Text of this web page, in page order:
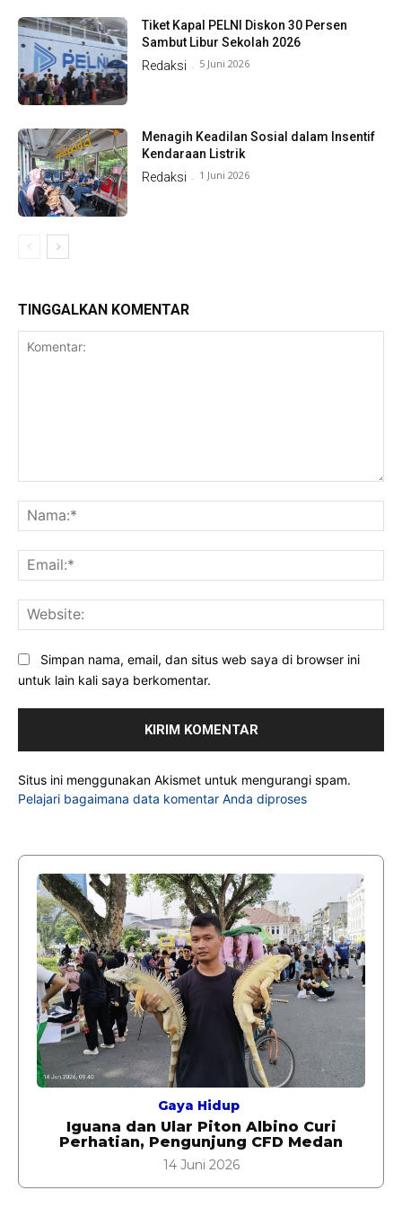
Tiket Kapal PELNI Diskon 30 Persen
Sambut Libur Sekolah 2026
Redaksi - 5 Juni 2026
Menagih Keadilan Sosial dalam Insentif
Kendaraan Listrik
Redaksi - 1 Juni 2026
TINGGALKAN KOMENTAR
Simpan nama, email, dan situs web saya di browser ini
untuk lain kali saya berkomentar.
Situs ini menggunakan Akismet untuk mengurangi spam.
Pelajari bagaimana data komentar Anda diproses
Gaya Hidup
Iguana dan Ular Piton Albino Curi
Perhatian, Pengunjung CFD Medan
14 Juni 2026